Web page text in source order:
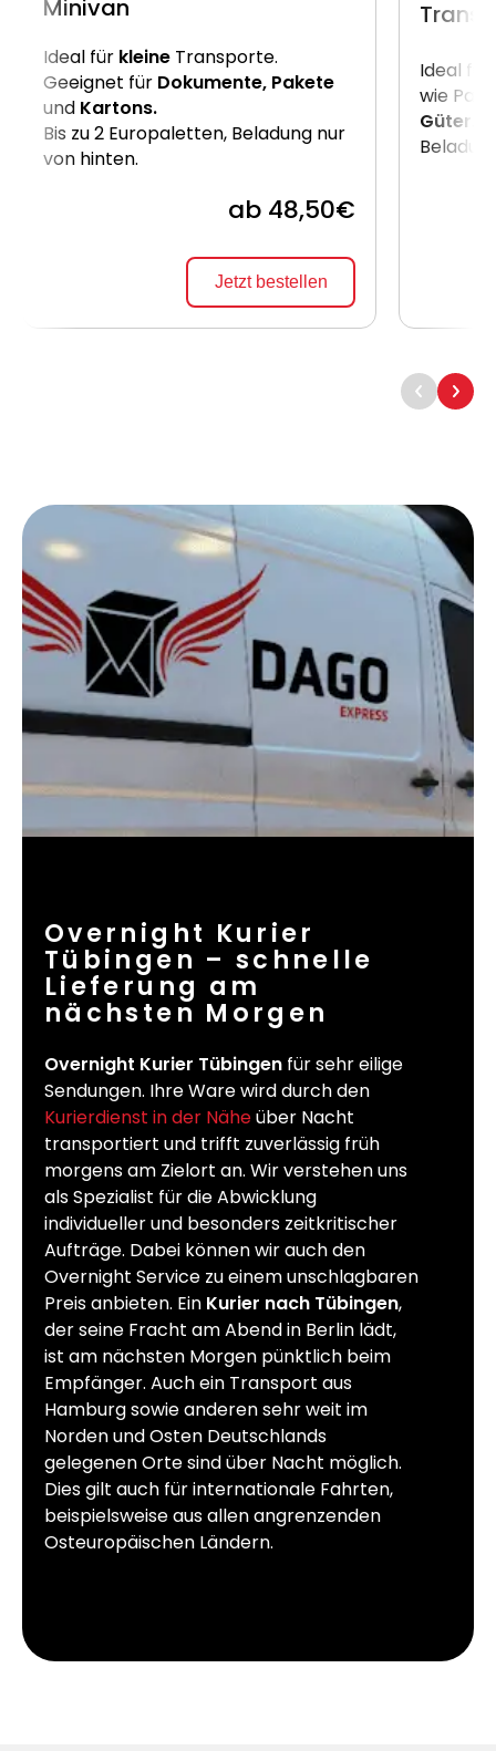
Minivan
Ideal für kleine Transporte.
Geeignet für Dokumente, Pakete
und Kartons.
Bis zu 2 Europaletten, Beladung nur
von hinten.
ab 48,50€
Jetzt bestellen
Ideal für
wie
Güter
Overnight Kurier
Tübingen – schnelle
Lieferung am
nächsten Morgen
Overnight Kurier Tübingen für sehr eilige
Sendungen. Ihre Ware wird durch den
Kurierdienst in der Näheüber Nacht
transportiert und trifft zuverlässig früh
morgens am Zielort an. Wir verstehen uns
als Spezialist für die Abwicklung
individueller und besonders zeitkritischer
Aufträge. Dabei können wir auch den
Overnight Service zu einem unschlagbaren
Preis anbieten. Ein Kurier nach Tübingen,
der seine Fracht am Abend in Berlin lädt,
ist am nächsten Morgen pünktlich beim
Empfänger. Auch ein Transport aus
Hamburg sowie anderen sehr weit im
Norden und Osten Deutschlands
gelegenen Orte sind über Nacht möglich.
Dies gilt auch für internationale Fahrten,
beispielsweise aus allen angrenzenden
Osteuropäischen Ländern.